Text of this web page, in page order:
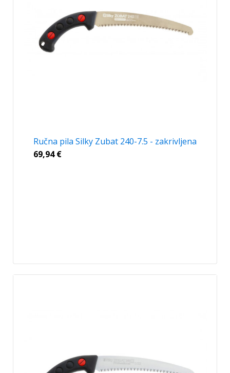
Ručna pila Silky Zubat 240-7.5 - zakrivljena
69,94€